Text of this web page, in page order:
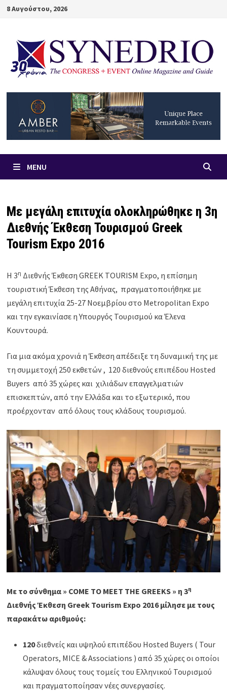
Skip8 Αυγούστου, 2026
MENU
Με μεγάλη επιτυχία ολοκληρώθηκε η 3η
Διεθνής Έκθεση Τουρισμού Greek
Tourism Expo 2016
Η 3η Διεθνής Έκθεση GREEK TOURISM Expo, η επίσημη
τουριστική Έκθεση της Αθήνας, πραγματοποιήθηκε με
μεγάλη επιτυχία 25-27 Νοεμβρίου στο Metropolitan Expo
και την εγκαινίασε η Υπουργός Τουρισμού κα Έλενα
Κουντουρά.
Για μια ακόμα χρονιά η Έκθεση απέδειξε τη δυναμική της με
τη συμμετοχή 250 εκθετών , 120 διεθνούς επιπέδου Hosted
Buyers από 35 χώρες και χιλιάδων επαγγελματιών
επισκεπτών, από την Ελλάδα και το εξωτερικό, που
προέρχονταν από όλους τους κλάδους τουρισμού.
Mε το σύνθημα » COME TO MEET THE GREEKS » η 3η
Διεθνής Έκθεση Greek Tourism Expo 2016 μίλησε με τους
παρακάτω αριθμούς:
120διεθνείς και υψηλού επιπέδου Hosted Buyers ( Tour
Operators, MICE & Associations ) από 35 χώρες οι οποίοι
κάλυψαν όλους τους τομείς του Ελληνικού Τουρισμού
και πραγματοποίησαν νέες συνεργασίες.